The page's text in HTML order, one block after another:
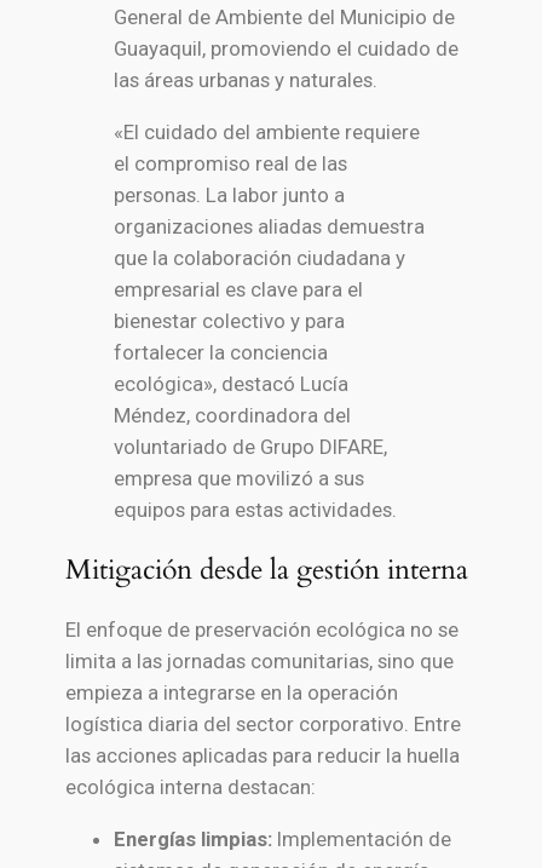
General de Ambiente del Municipio de
Guayaquil, promoviendo el cuidado de
las áreas urbanas y naturales.
«El cuidado del ambiente requiere
el compromiso real de las
personas. La labor junto a
organizaciones aliadas demuestra
que la colaboración ciudadana y
empresarial es clave para el
bienestar colectivo y para
fortalecer la conciencia
ecológica», destacó Lucía
Méndez, coordinadora del
voluntariado de Grupo DIFARE,
empresa que movilizó a sus
equipos para estas actividades.
Mitigación desde la gestión interna
El enfoque de preservación ecológica no se
limita a las jornadas comunitarias, sino que
empieza a integrarse en la operación
logística diaria del sector corporativo. Entre
las acciones aplicadas para reducir la huella
ecológica interna destacan:
Energías limpias:Implementación de